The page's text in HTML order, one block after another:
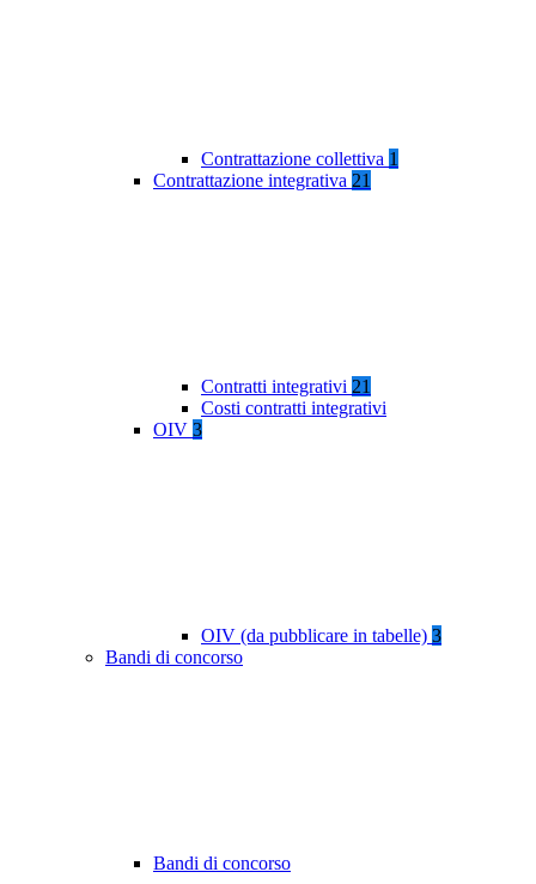
Contrattazione collettiva 1
Contrattazione integrativa 21
Contratti integrativi 21
Costi contratti integrativi
OIV 3
OIV (da pubblicare in tabelle) 3
Bandi di concorso
Bandi di concorso